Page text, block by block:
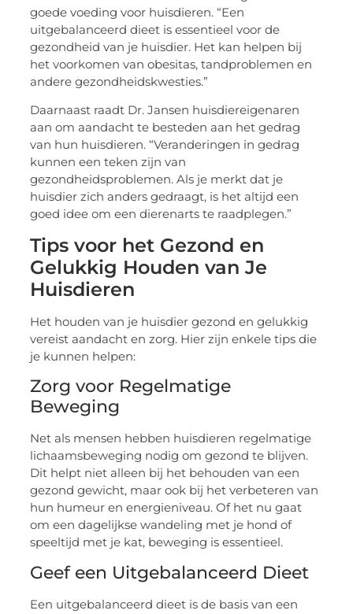
goede voeding voor huisdieren. “Een
uitgebalanceerd dieet is essentieel voor de
gezondheid van je huisdier. Het kan helpen bij
het voorkomen van obesitas, tandproblemen en
andere gezondheidskwesties.”
Daarnaast raadt Dr. Jansen huisdiereigenaren
aan om aandacht te besteden aan het gedrag
van hun huisdieren. “Veranderingen in gedrag
kunnen een teken zijn van
gezondheidsproblemen. Als je merkt dat je
huisdier zich anders gedraagt, is het altijd een
goed idee om een dierenarts te raadplegen.”
Tips voor het Gezond en
Gelukkig Houden van Je
Huisdieren
Het houden van je huisdier gezond en gelukkig
vereist aandacht en zorg. Hier zijn enkele tips die
je kunnen helpen:
Zorg voor Regelmatige
Beweging
Net als mensen hebben huisdieren regelmatige
lichaamsbeweging nodig om gezond te blijven.
Dit helpt niet alleen bij het behouden van een
gezond gewicht, maar ook bij het verbeteren van
hun humeur en energieniveau. Of het nu gaat
om een dagelijkse wandeling met je hond of
speeltijd met je kat, beweging is essentieel.
Geef een Uitgebalanceerd Dieet
Een uitgebalanceerd dieet is de basis van een